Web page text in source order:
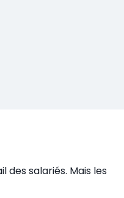
des salariés. Mais les